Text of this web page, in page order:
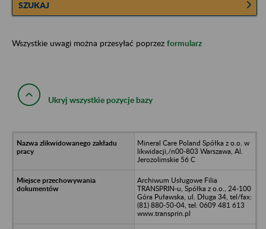
SZUKAJ
Wszystkie uwagi można przesyłać poprzez formularz
Ukryj wszystkie pozycje bazy
Mineral Care Poland Spółka z o.o. w
likwidacji,/n00-803 Warszawa, Al.
Jerozolimskie 56 C
Archiwum Usługowe Filia
TRANSPRIN-u, Spółka z o.o., 24-100
Góra Puławska, ul. Długa 34, tel/fax:
(81) 880-50-04, tel: 0609 481 613
www.transprin.pl